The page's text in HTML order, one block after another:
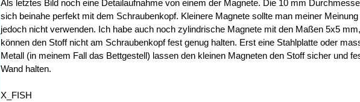
Als letztes Bild noch eine Detailaufnahme von einem der Magnete. Die 10 mm
sich beinahe perfekt mit dem Schraubenkopf. Kleinere Magnete sollte man meiner
jedoch nicht verwenden. Ich habe auch noch zylindrische Magnete mit den Maßen 5x5
können den Stoff nicht am Schraubenkopf fest genug halten. Erst eine Stahlplatte oder
Metall (in meinem Fall das Bettgestell) lassen den kleinen Magneten den Stoff sicher und
Wand halten.
X_FISH